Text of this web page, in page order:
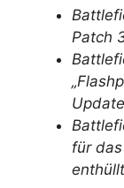
Patch
für
enthüllt